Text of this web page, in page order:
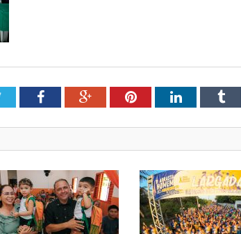
TwitterFacebookGoogle+PinterestLinkedIn